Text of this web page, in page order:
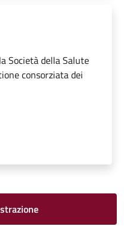
Società della Salute
consorziata dei